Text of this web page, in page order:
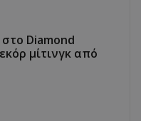
Diamond
μίτινγκ από